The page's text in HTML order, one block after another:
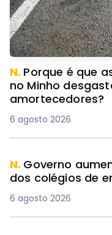
N. Porque é que
no Minho
amortecedores?
6 agosto 2026
N. Governo
dos colégios de
6 agosto 2026